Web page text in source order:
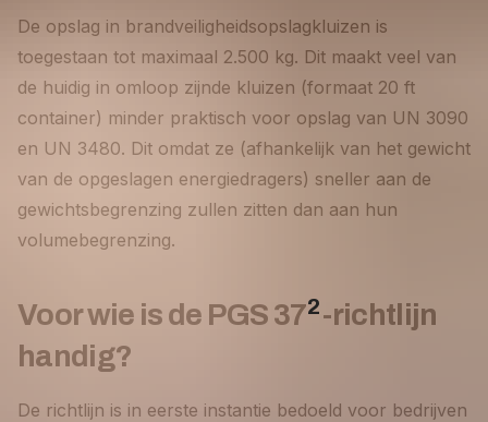
De opslag in brandveiligheidsopslagkluizen is
toegestaan tot maximaal 2.500 kg. Dit maakt veel van
de huidig in omloop zijnde kluizen (formaat 20 ft
container) minder praktisch voor opslag van UN 3090
en UN 3480. Dit omdat ze (afhankelijk van het gewicht
van de opgeslagen energiedragers) sneller aan de
gewichtsbegrenzing zullen zitten dan aan hun
volumebegrenzing.
Voor wie is de PGS 372-richtlijn
handig?
De richtlijn is in eerste instantie bedoeld voor bedrijven